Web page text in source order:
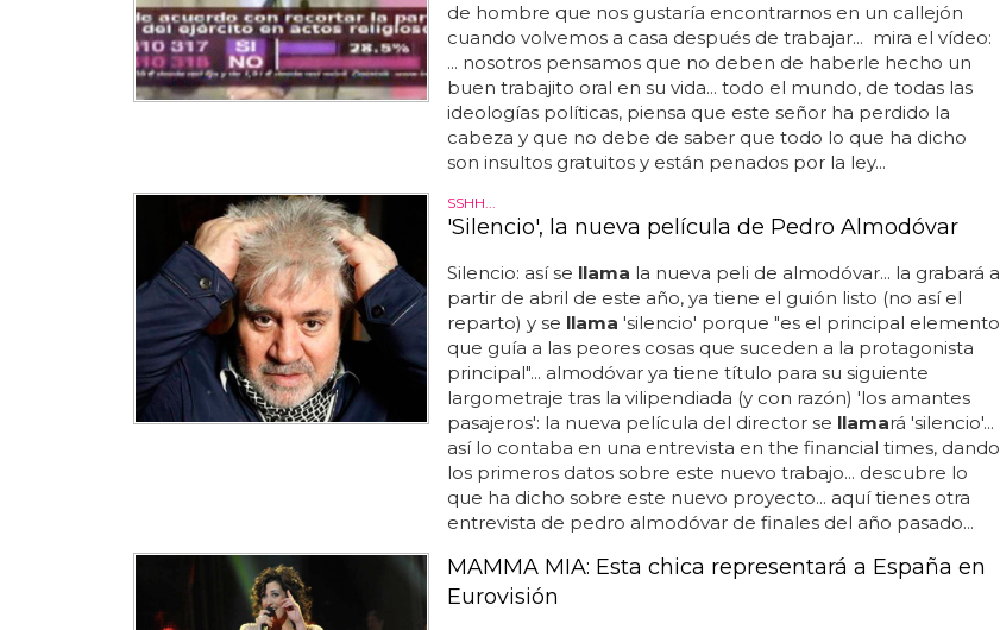
de hombre que nos gustaría encontrarnos en un callejón
cuando volvemos a casa después de trabajar... mira el vídeo:
... nosotros pensamos que no deben de haberle hecho un
buen trabajito oral en su vida... todo el mundo, de todas las
ideologías políticas, piensa que este señor ha perdido la
cabeza y que no debe de saber que todo lo que ha dicho
son insultos gratuitos y están penados por la ley...
SSHH...
'Silencio', la nueva película de Pedro Almodóvar
Silencio: así se llama la nueva peli de almodóvar... la grabará a
partir de abril de este año, ya tiene el guión listo (no así el
reparto) y se llama 'silencio' porque "es el principal elemento
que guía a las peores cosas que suceden a la protagonista
principal"... almodóvar ya tiene título para su siguiente
largometraje tras la vilipendiada (y con razón) 'los amantes
pasajeros': la nueva película del director se llamará 'silencio'...
así lo contaba en una entrevista en the financial times, dando
los primeros datos sobre este nuevo trabajo... descubre lo
que ha dicho sobre este nuevo proyecto... aquí tienes otra
entrevista de pedro almodóvar de finales del año pasado...
MAMMA MIA: Esta chica representará a España en
Eurovisión